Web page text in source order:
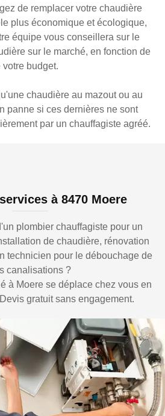
de remplacer votre chaudière
plus économique et écologique,
équipe vous conseillera sur le
sur le marché, en fonction de
budget.
chaudière au mazout ou au
panne si ces dernières ne sont
par un chauffagiste agréé.
à 8470 Moere
plombier chauffagiste pour un
de chaudière, rénovation
technicien pour le débouchage de
canalisations ?
à Moere se déplace chez vous en
gratuit sans engagement.